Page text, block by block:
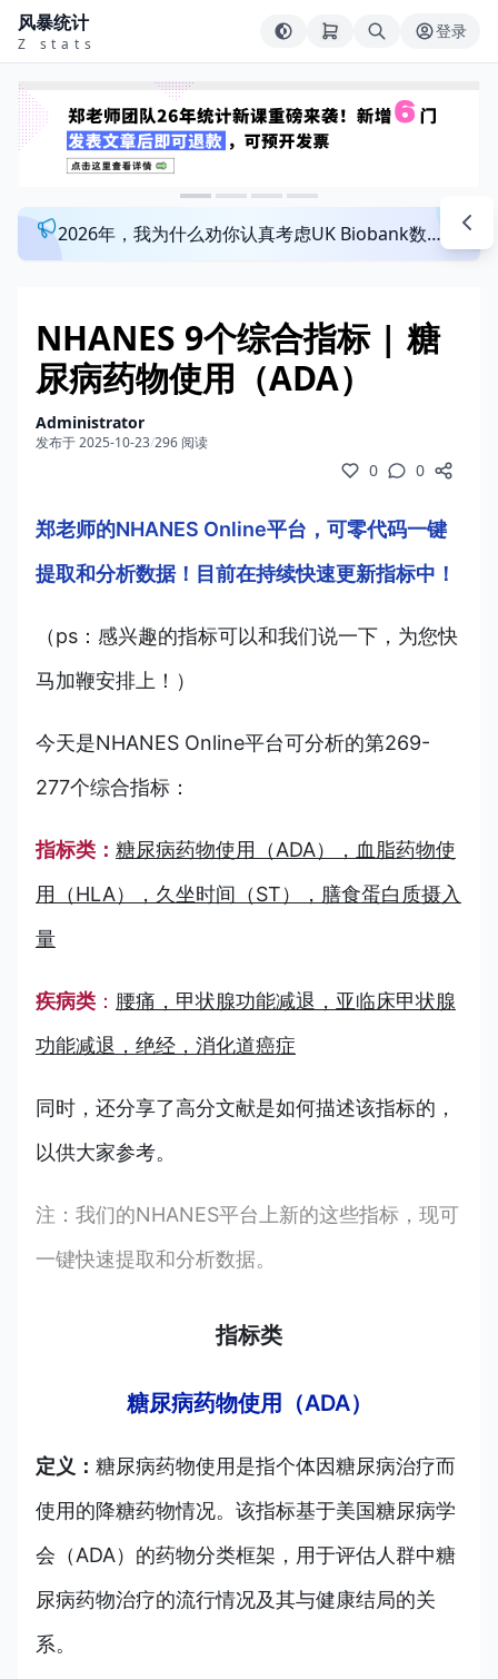
风暴统计
Z stats
登录
2026年，我为什么劝你认真考虑UK Biobank数据库？来看看这个一对一指导发文班
NHANES 9个综合指标 | 糖
尿病药物使用（ADA）
Administrator
发布于 2025-10-23/296 阅读
0 0
郑老师的NHANES Online平台，可零代码一键
提取和分析数据！目前在持续快速更新指标中！
（ps：感兴趣的指标可以和我们说一下，为您快
马加鞭安排上！）
今天是NHANES Online平台可分析的第269-
277个综合指标：
指标类： 糖尿病药物使用（ADA），血脂药物使
用（HLA），久坐时间（ST），膳食蛋白质摄入
量
疾病类 ： 腰痛 ，甲状腺功能减退，亚临床甲状腺
功能减退，绝经，消化道癌症
同时，还分享了高分文献是如何描述该指标的，
以供大家参考。
注：我们的NHANES平台上新的这些指标，现可
一键快速提取和分析数据。
指标类
糖尿病药物使用（ADA）
定义： 糖尿病药物使用是指个体因糖尿病治疗而
使用的降糖药物情况。该指标基于美国糖尿病学
会（ADA）的药物分类框架，用于评估人群中糖
尿病药物治疗的流行情况及其与健康结局的关
系。